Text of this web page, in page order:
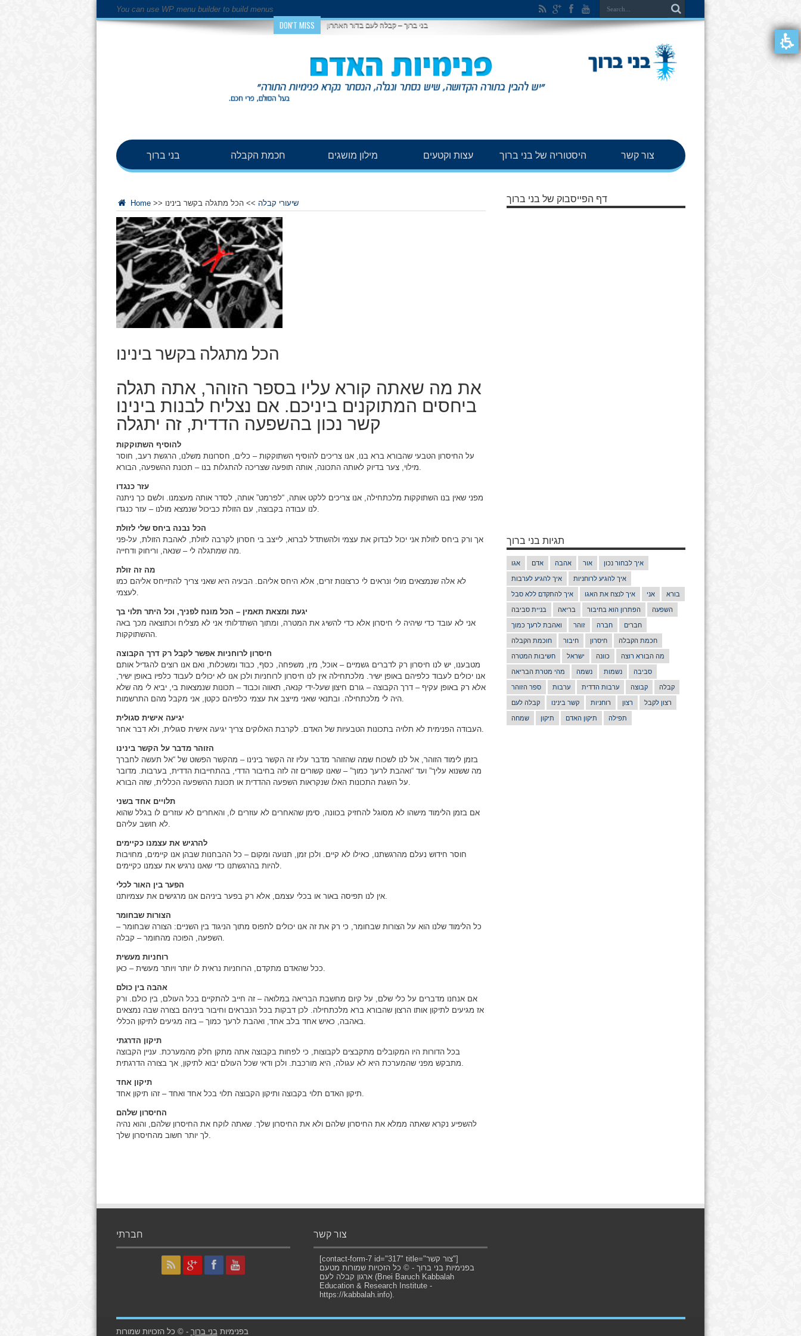
You can use WP menu builder to build menus
DON'T MISS בני ברוך – קבלה לעם בדור האחרון
בני ברוך חכמת הקבלה מילון מושגים עצות וקטעים היסטוריה של בני ברוך צור קשר
Home >> שיעורי קבלה >>הכל מתגלה בקשר בינינו
הכל מתגלה בקשר בינינו
את מה שאתה קורא עליו בספר הזוהר, אתה תגלה
ביחסים המתוקנים ביניכם. אם נצליח לבנות בינינו
קשר נכון בהשפעה הדדית, זה יתגלה
להוסיף השתוקקות
על החיסרון הטבעי שהבורא ברא בנו, אנו צריכים להוסיף השתוקקות – כלים, חסרונות משלנו, הרגשת רעב, חוסר
מילוי, צער בדיוק לאותה התכונה, אותה תופעה שצריכה להתגלות בנו – תכונת ההשפעה, הבורא.
עזר כנגדו
מפני שאין בנו השתוקקות מלכתחילה, אנו צריכים ללקט אותה, “לפרמט” אותה, לסדר אותה מעצמנו. ולשם כך ניתנה
לנו עבודה בקבוצה, עם הזולת כביכול שנמצא מולנו – עזר כנגדו.
הכל נבנה ביחס שלי לזולת
אך ורק ביחס לזולת אני יכול לבדוק את עצמי ולהשתדל לברוא, לייצב בי חסרון לקרבה לזולת, לאהבת הזולת, על-פני
מה שמתגלה לי – שנאה, וריחוק ודחייה.
מה זה זולת
לא אלה שנמצאים מולי ונראים לי כרצונות זרים, אלא היחס אליהם. הבעיה היא שאני צריך להתייחס אליהם כמו
לעצמי.
יגעת ומצאת תאמין – הכל מונח לפניך, וכל היתר תלוי בך
אני לא עובד כדי שיהיה לי חיסרון אלא כדי להשיג את המטרה, ומתוך השתדלותי אני לא מצליח וכתוצאה מכך באה
ההשתוקקות.
חיסרון לרוחניות אפשר לקבל רק דרך הקבוצה
מטבענו, יש לנו חיסרון רק לדברים גשמיים – אוכל, מין, משפחה, כסף, כבוד ומשכלות, ואם אנו רוצים להגדיל אותם
אנו יכולים לעבוד כלפיהם באופן ישיר. מלכתחילה אין לנו חיסרון לרוחניות ולכן אנו לא יכולים לעבוד כלפיו באופן ישיר,
אלא רק באופן עקיף – דרך הקבוצה – גורם חיצון שעל-ידי קנאה, תאווה וכבוד – תכונות שנמצאות בי, יביא לי מה שלא
היה לי מלכתחילה. ובתנאי שאני מייצב את עצמי כלפיהם כקטן, אני מקבל מהם התרשמות.
יגיעה אישית סגולית
העבודה הפנימית לא תלויה בתכונות הטבעיות של האדם. לקרבת האלוקים צריך יגיעה אישית סגולית, ולא דבר אחר.
הזוהר מדבר על הקשר בינינו
בזמן לימוד הזוהר, אל לנו לשכוח שמה שהזוהר מדבר עליו זה הקשר בינינו – מהקשר הפשוט של “אל תעשה לחברך
מה ששנוא עליך” ועד “ואהבת לרעך כמוך” – שאנו קשורים זה לזה בחיבור הדדי, בהתחייבות הדדית, בערבות. מדובר
על השגת התכונות האלו שנקראות השפעה ההדדית או תכונת ההשפעה הכללית, שזה הבורא.
תלויים אחד בשני
אם בזמן הלימוד מישהו לא מסוגל להחזיק בכוונה, סימן שהאחרים לא עוזרים לו, והאחרים לא עוזרים לו בגלל שהוא
לא חושב עליהם.
להרגיש את עצמנו כקיימים
חוסר חידוש נעלם מהרגשתנו, כאילו לא קיים. ולכן זמן, תנועה ומקום – כל ההבחנות שבהן אנו קיימים, מחויבות
להיות בהרגשתנו כדי שאנו נרגיש את עצמנו כקיימים.
הפער בין האור לכלי
אין לנו תפיסה באור או בכלי עצמם, אלא רק בפער ביניהם אנו מרגישים את עצמיותנו.
הצורות שבחומר
כל הלימוד שלנו הוא על הצורות שבחומר, כי רק את זה אנו יכולים לתפוס מתוך הניגוד בין השניים: הצורה שבחומר –
השפעה, הפוכה מהחומר – קבלה.
רוחניות מעשית
ככל שהאדם מתקדם, הרוחניות נראית לו יותר ויותר מעשית – כאן.
אהבה בין כולם
אם אנחנו מדברים על כלי שלם, על קיום מחשבת הבריאה במלואה – זה חייב להתקיים בכל העולם, בין כולם. ורק
אז מגיעים לתיקון אותו הרצון שהבורא ברא מלכתחילה. לכן דבקות בכל הנבראים וחיבור ביניהם בצורה שבה נמצאים
באהבה, כאיש אחד בלב אחד, ואהבת לרעך כמוך – בזה מגיעים לתיקון הכללי.
תיקון הדרגתי
בכל הדורות היו המקובלים מתקבצים לקבוצות, כי לפחות בקבוצה אתה מתקן חלק מהמערכת. עניין הקבוצה
מתבקש מפני שהמערכת היא לא עגולה, היא מורכבת. ולכן ודאי שכל העולם יבוא לתיקון, אך בצורה הדרגתית.
תיקון אחד
תיקון האדם תלוי בקבוצה ותיקון הקבוצה תלוי בכל אחד ואחד – זהו תיקון אחד.
החיסרון שלהם
להשפיע נקרא שאתה ממלא את החיסרון שלהם ולא את החיסרון שלך. שאתה לוקח את החיסרון שלהם, והוא נהיה
לך יותר חשוב מהחיסרון שלך.
דף הפייסבוק של בני ברוך
תגיות בני ברוך
אגו אדם אהבה אור איך לבחור נכון
איך להגיע לערבות איך להגיע לרוחניות
איך להתקדם ללא סבל איך לנצח את האגו אני בורא
בניית סביבה בריאה הפתרון הוא בחיבור השפעה
ואהבת לרעך כמוך זוהר חברה חברים
חוכמת הקבלה חיבור חיסרון חכמת הקבלה
חשיבות המטרה ישראל כוונה מה הבורא רוצה
מהי מטרת הבריאה נשמה נשמות סביבה
ספר הזוהר ערבות ערבות הדדית קבוצה קבלה
קבלה לעם קשר בינינו רוחניות רצון רצון לקבל
שמחה תיקון תיקון האדם תפילה
חברתי צור קשר
[contact-form-7 id="317" title="צור קשר"]
בפנימיות בני ברוך - © כל הזכויות שמורות מטעם
ארגון קבלה לעם (Bnei Baruch Kabbalah
Education & Research Institute -
https://kabbalah.info).
בפנימיותבני ברוך - © כל הזכויות שמורות